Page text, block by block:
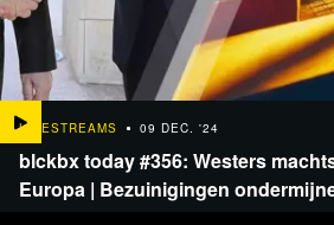
LIVESTREAMS 09 DEC. '24
blckbx today #356: Westers
Europa | Bezuinigingen